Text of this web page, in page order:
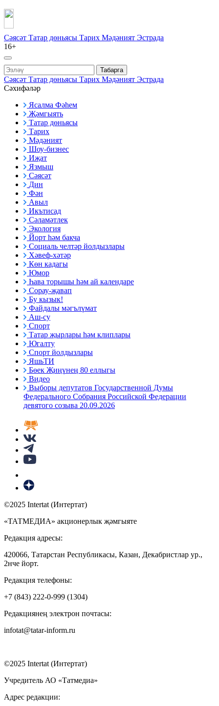
Сәясәт Татар дөньясы Тарих Мәдәният Эстрада
16+
Табарга
Сәясәт Татар дөньясы Тарих Мәдәният Эстрада
Сәхифәләр
Ясалма Фәһем
Җәмгыять
Татар дөньясы
Тарих
Мәдәният
Шоу-бизнес
Иҗат
Язмыш
Сәясәт
Дин
Фән
Авыл
Икътисад
Сәламәтлек
Экология
Йорт һәм бакча
Социаль челтәр йолдызлары
Хәвеф-хәтәр
Көн кадагы
Юмор
Һава торышы һәм ай календаре
Сорау-җавап
Бу кызык!
Файдалы мәгълүмат
Аш-су
Спорт
Татар җырлары һәм клиплары
Югалту
Спорт йолдызлары
ЯшьТИ
Бөек Җиңүнең 80 еллыгы
Видео
Выборы депутатов Государственной Думы
Федерального Собрания Российской Федерации
девятого созыва 20.09.2026
©2025 Intertat (Интертат)
«ТАТМЕДИА» акционерлык җәмгыяте
Редакция адресы:
420066, Татарстан Республикасы, Казан, Декабристлар ур.,
2нче йорт.
Редакция телефоны:
+7 (843) 222-0-999 (1304)
Редакциянең электрон почтасы:
infotat@tatar-inform.ru
©2025 Intertat (Интертат)
Учредитель АО «Татмедиа»
Адрес редакции: